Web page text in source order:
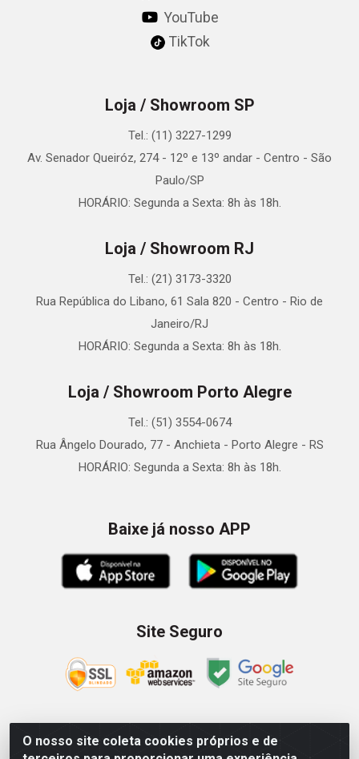
O nosso site coleta cookies próprios e de
YouTube
TikTok
Loja / Showroom SP
Tel.: (11) 3227-1299
Av. Senador Queiróz, 274 - 12º e 13º andar - Centro - São
Paulo/SP
HORÁRIO: Segunda a Sexta: 8h às 18h.
Loja / Showroom RJ
Tel.: (21) 3173-3320
Rua República do Libano, 61 Sala 820 - Centro - Rio de
Janeiro/RJ
HORÁRIO: Segunda a Sexta: 8h às 18h.
Loja / Showroom Porto Alegre
Tel.: (51) 3554-0674
Rua Ângelo Dourado, 77 - Anchieta - Porto Alegre - RS
HORÁRIO: Segunda a Sexta: 8h às 18h.
Baixe já nosso APP
Site Seguro
Zein Importação e Comércio LTDA - Av. Senador Queiróz, 274